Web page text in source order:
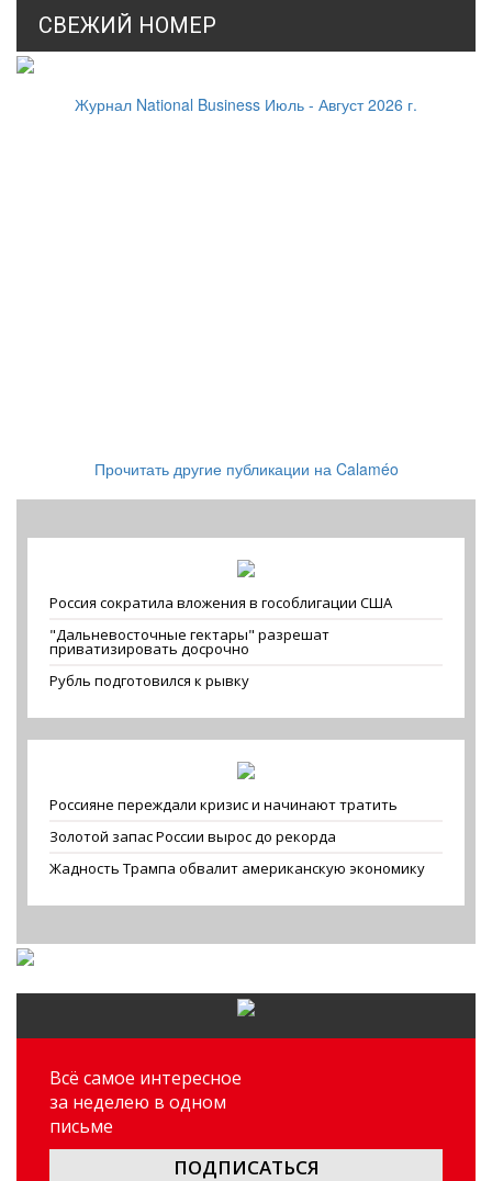
СВЕЖИЙ НОМЕР
Журнал National Business Июль - Август 2026 г.
Прочитать другие публикации на Calaméo
Россия сократила вложения в гособлигации США
"Дальневосточные гектары" разрешат
приватизировать досрочно
Рубль подготовился к рывку
Россияне переждали кризис и начинают тратить
Золотой запас России вырос до рекорда
Жадность Трампа обвалит американскую экономику
Всё самое интересное
за неделею в одном
письме
ПОДПИСАТЬСЯ